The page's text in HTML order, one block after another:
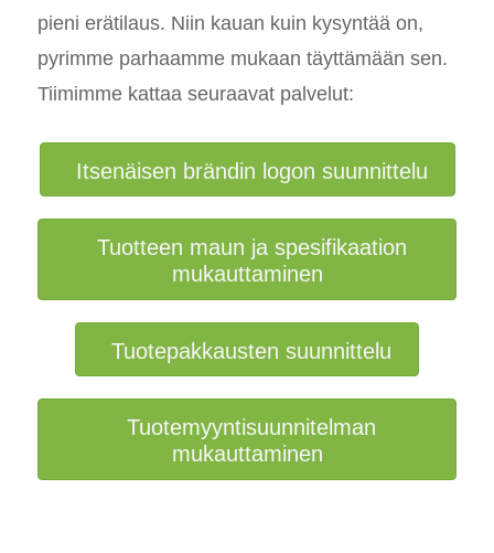
pieni erätilaus. Niin kauan kuin kysyntää on,
pyrimme parhaamme mukaan täyttämään sen.
Tiimimme kattaa seuraavat palvelut:
Itsenäisen brändin logon suunnittelu
Tuotteen maun ja spesifikaation
mukauttaminen
Tuotepakkausten suunnittelu
Tuotemyyntisuunnitelman
mukauttaminen